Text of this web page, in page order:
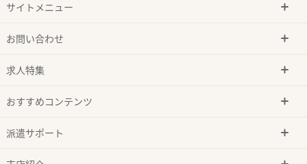
サイトメニュー
お問い合わせ
求人特集
おすすめコンテンツ
派遣サポート